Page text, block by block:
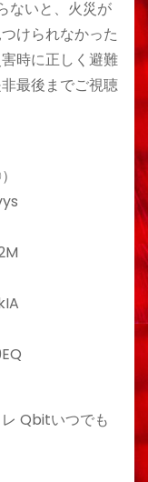
ないと、火災が
けられなかった
時に正しく避難
最後までご視聴
Qbitいつでも